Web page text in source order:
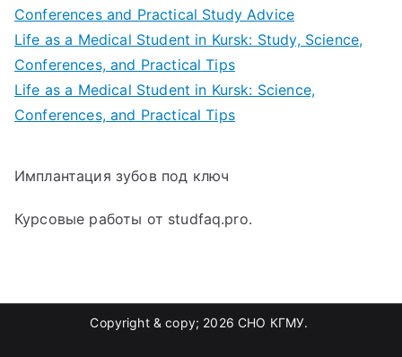
Conferences and Practical Study Advice
Life as a Medical Student in Kursk: Study, Science,
Conferences, and Practical Tips
Life as a Medical Student in Kursk: Science,
Conferences, and Practical Tips
Имплантация зубов под ключ
Курсовые работы от studfaq.pro.
Copyright & copy; 2026СНО КГМУ.